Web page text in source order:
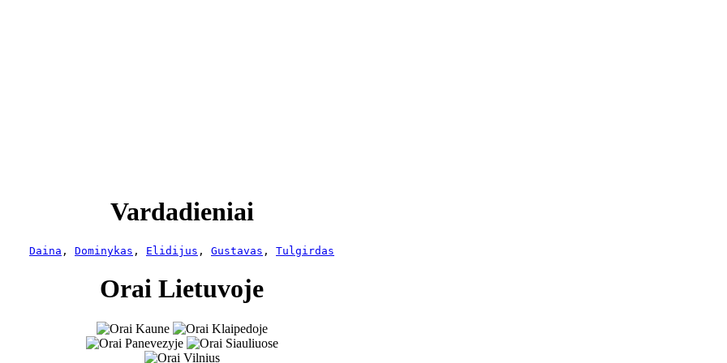
Vardadieniai
Daina , Dominykas , Elidijus , Gustavas , Tulgirdas
Orai Lietuvoje